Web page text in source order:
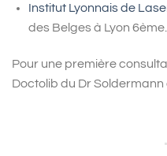
Institut Lyonnais de
des Belges à Lyon 6ème.
Pour une première
Doctolib du Dr Soldermann